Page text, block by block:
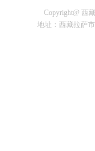
Copyright@ 西
地址：西藏拉萨